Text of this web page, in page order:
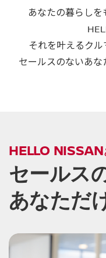
あなたの暮らしを
それを叶えるクル
セールスのないあな
HELLO NISSAN
セールス
あなただ